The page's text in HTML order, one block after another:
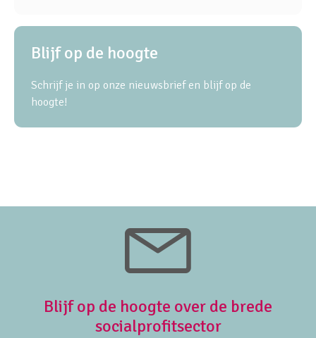
Blijf op de hoogte
Schrijf je in op onze nieuwsbrief en blijf op de
hoogte!
Blijf op de hoogte over de brede
socialprofitsector